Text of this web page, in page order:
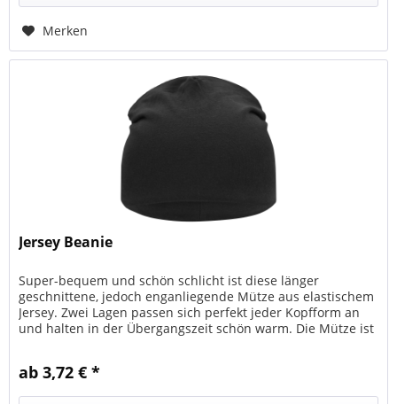
Merken
Jersey Beanie
Super-bequem und schön schlicht ist diese länger
geschnittene, jedoch enganliegende Mütze aus elastischem
Jersey. Zwei Lagen passen sich perfekt jeder Kopfform an
und halten in der Übergangszeit schön warm. Die Mütze ist
ab 3,72 € *